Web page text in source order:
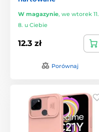
W magazynie, we wtorek 11.
8. u Ciebie
12.3 zł
Porównaj